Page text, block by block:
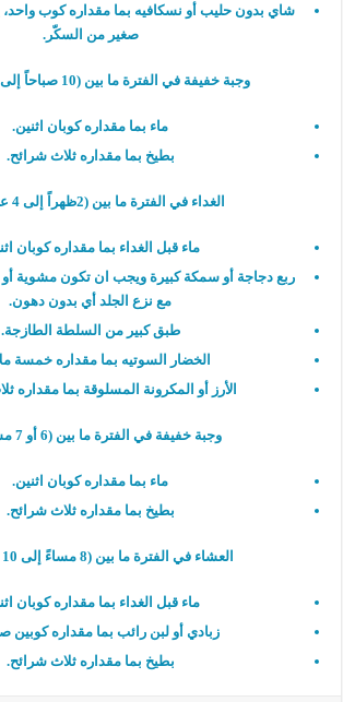
شاي بدون حليب أو نسكافيه بما مقداره كوب
صغير من السكّر.
وجبة خفيفة في الفترة ما بين (10 صباحاً إلى 12ظهراً)
ماء بما مقداره كوبان اثنين.
بطيخ بما مقداره ثلاث شرائح.
الغداء في الفترة ما بين (2ظهراً إلى 4 عصراً)
ماء قبل الغداء بما مقداره كوبان
ربع دجاجة أو سمكة كبيرة ويجب ان تكون مشوية
مع نزع الجلد أي بدون دهون.
طبق كبير من السلطة الطازجة.
الخضار السوتيه بما مقداره خمسة
الأرز أو المكرونة المسلوقة بما مقداره
وجبة خفيفة في الفترة ما بين (6 أو 7 مساءً)
ماء بما مقداره كوبان اثنين.
بطيخ بما مقداره ثلاث شرائح.
العشاء في الفترة ما بين (8 مساءً إلى 10 مساءً)
ماء قبل الغداء بما مقداره كوبان
زبادي أو لبن رائب بما مقداره كوبين
بطيخ بما مقداره ثلاث شرائح.